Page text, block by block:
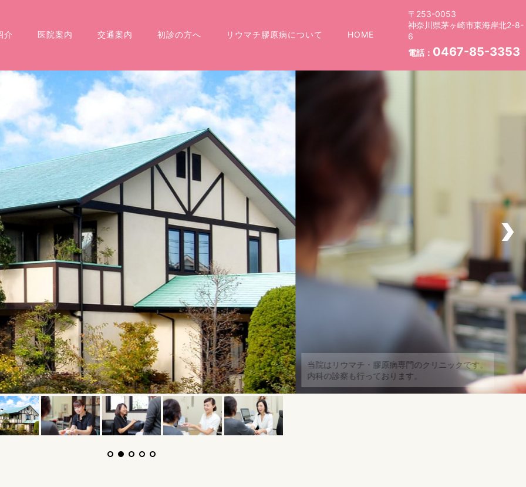
介 医院案内 交通案内 初診の方へ リウマチ膠原病について HOME
〒253-0053
神奈川県茅ヶ崎市東海岸北2-8-
6
電話： 0467-85-3353
です。